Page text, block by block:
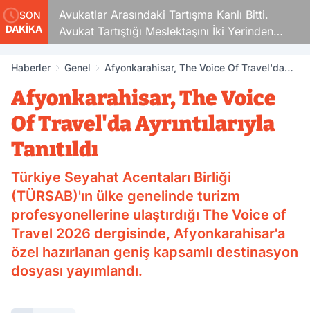
SON
DAKİKA
Avukatlar Arasındaki Tartışma Kanlı Bitti.
Avukat Tartıştığı Meslektaşını İki Yerinden
Vurdu
Haberler Genel
Afyonkarahisar, The Voice Of Travel'da
Afyonkarahisar, The Voice
Of Travel'da Ayrıntılarıyla
Tanıtıldı
Türkiye Seyahat Acentaları Birliği
(TÜRSAB)'ın ülke genelinde turizm
profesyonellerine ulaştırdığı The Voice of
Travel 2026 dergisinde, Afyonkarahisar'a
özel hazırlanan geniş kapsamlı destinasyon
dosyası yayımlandı.